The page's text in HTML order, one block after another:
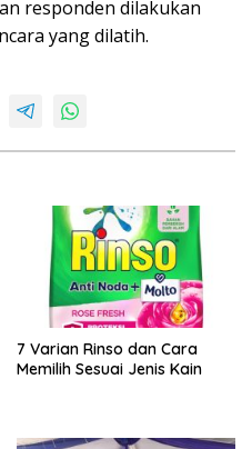
responden dilakukan
yang dilatih.
7 Varian Rinso dan Cara
Memilih Sesuai Jenis Kain